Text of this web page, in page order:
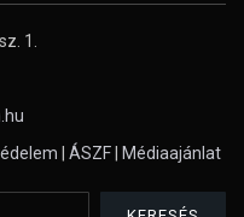
1.
ÁSZF Médiaajánlat